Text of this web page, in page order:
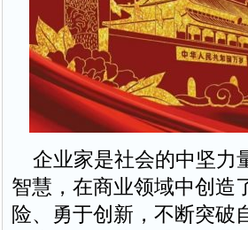
企业家是社会的中坚力
智慧，在商业领域中创造
险、勇于创新，不断突破